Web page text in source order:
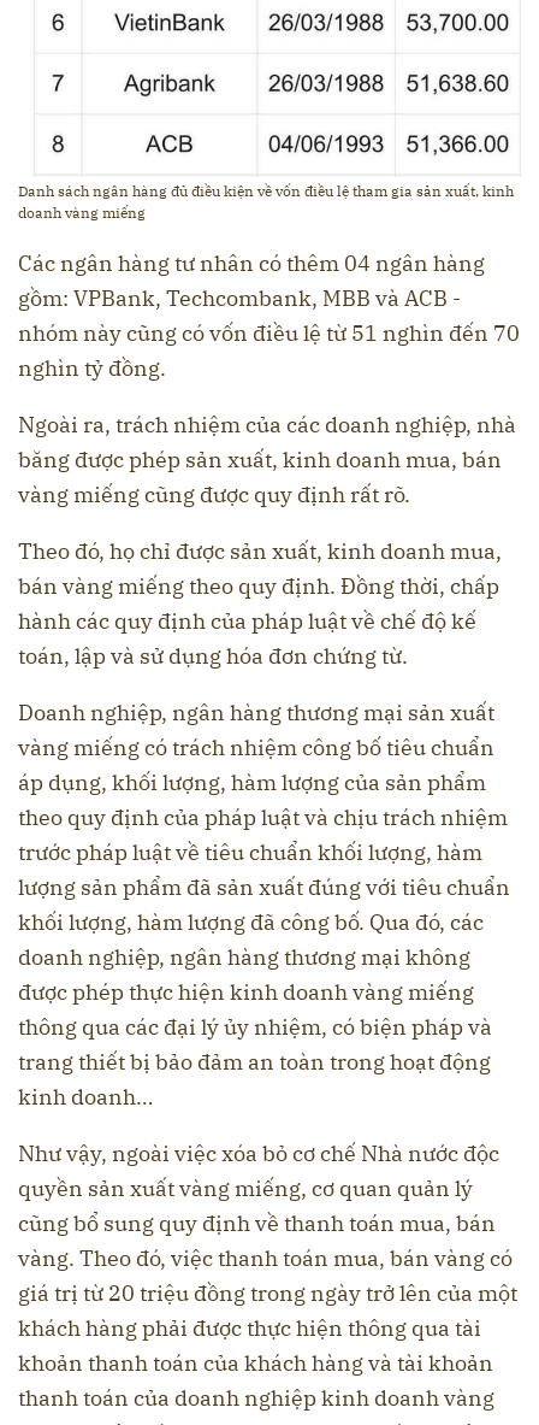
Danh sách ngân hàng đủ điều kiện về vốn điều lệ tham gia sản xuất, kinh
doanh vàng miếng
Các ngân hàng tư nhân có thêm 04 ngân hàng
gồm: VPBank, Techcombank, MBB và ACB -
nhóm này cũng có vốn điều lệ từ 51 nghìn đến 70
nghìn tỷ đồng.
Ngoài ra, trách nhiệm của các doanh nghiệp, nhà
băng được phép sản xuất, kinh doanh mua, bán
vàng miếng cũng được quy định rất rõ.
Theo đó, họ chỉ được sản xuất, kinh doanh mua,
bán vàng miếng theo quy định. Đồng thời, chấp
hành các quy định của pháp luật về chế độ kế
toán, lập và sử dụng hóa đơn chứng từ.
Doanh nghiệp, ngân hàng thương mại sản xuất
vàng miếng có trách nhiệm công bố tiêu chuẩn
áp dụng, khối lượng, hàm lượng của sản phẩm
theo quy định của pháp luật và chịu trách nhiệm
trước pháp luật về tiêu chuẩn khối lượng, hàm
lượng sản phẩm đã sản xuất đúng với tiêu chuẩn
khối lượng, hàm lượng đã công bố. Qua đó, các
doanh nghiệp, ngân hàng thương mại không
được phép thực hiện kinh doanh vàng miếng
thông qua các đại lý ủy nhiệm, có biện pháp và
trang thiết bị bảo đảm an toàn trong hoạt động
kinh doanh…
Như vậy, ngoài việc xóa bỏ cơ chế Nhà nước độc
quyền sản xuất vàng miếng, cơ quan quản lý
cũng bổ sung quy định về thanh toán mua, bán
vàng. Theo đó, việc thanh toán mua, bán vàng có
giá trị từ 20 triệu đồng trong ngày trở lên của một
khách hàng phải được thực hiện thông qua tài
khoản thanh toán của khách hàng và tài khoản
thanh toán của doanh nghiệp kinh doanh vàng